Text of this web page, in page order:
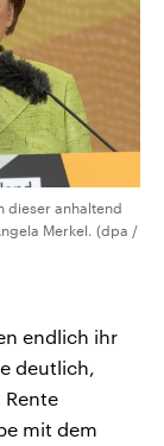
dieser anhaltend
Merkel. (dpa /
endlich ihr
deutlich,
Rente
mit dem